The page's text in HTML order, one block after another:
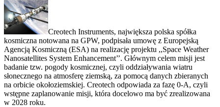
Creotech Instruments, największa polska spółka
kosmiczna notowana na GPW, podpisała umowę z Europejską
Agencją Kosmiczną (ESA) na realizację projektu ,,Space Weather
Nanosatellites System Enhancement’’. Głównym celem misji jest
badanie tzw. pogody kosmicznej, czyli oddziaływania wiatru
słonecznego na atmosferę ziemską, za pomocą danych zbieranych
na orbicie okołoziemskiej. Creotech odpowiada za fazę 0-A, czyli
wstępne zaplanowanie misji, która docelowo ma być zrealizowana
w 2028 roku.